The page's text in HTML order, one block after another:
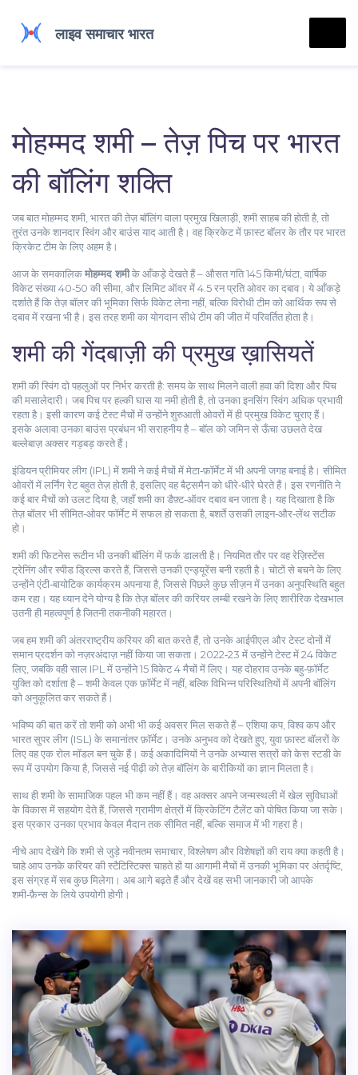
मोहम्मद शमी – तेज़ पिच पर भारत
की बॉलिंग शक्ति
जब बातमोहम्मद शमी भारत की तेज़ बॉलिंग वाला प्रमुख खिलाड़ी शमी साहबकी होती है, तो
तुरंत उनके शानदार स्विंग और बाउंस याद आती है। वहक्रिकेटमेंफ़ास्ट बॉलरके तौर परभारत
क्रिकेट टीमके लिए अहम है।
आज के समकालिकमोहम्मद शमीके आँकड़े देखते हैं – औसत गति 145 किमी/घंटा, वार्षिक
विकेट संख्या 40‑50 की सीमा, और लिमिट ऑवर में 4.5 रन प्रति ओवर का दबाव। ये आँकड़े
दर्शाते हैं कि तेज़ बॉलर की भूमिका सिर्फ विकेट लेना नहीं, बल्कि विरोधी टीम को आर्थिक रूप से
दबाव में रखना भी है। इस तरह शमी का योगदान सीधे टीम की जीत में परिवर्तित होता है।
शमी की गेंदबाज़ी की प्रमुख ख़ासियतें
शमी की स्विंग दो पहलुओं पर निर्भर करती है: समय के साथ मिलने वाली हवा की दिशा और पिच
की मसालेदारी। जब पिच पर हल्की घास या नमी होती है, तो उनका इनसिंग स्विंग अधिक प्रभावी
रहता है। इसी कारण कई टेस्ट मैचों में उन्होंने शुरुआती ओवरों में ही प्रमुख विकेट चुराए हैं।
इसके अलावा उनका बाउंस प्रबंधन भी सराहनीय है – बॉल को जमिन से ऊँचा उछलते देख
बल्लेबाज़ अक्सर गड़बड़ करते हैं।
इंडियन प्रीमियर लीग (IPL) में शमी ने कई मैचों में मेटा‑फ़ॉर्मेट में भी अपनी जगह बनाई है। सीमित
ओवरों में लर्निंग रेट बहुत तेज़ होती है, इसलिए वह बैट्समैन को धीरे‑धीरे घेरते हैं। इस रणनीति ने
कई बार मैचों को उलट दिया है, जहाँ शमी का डैफ़्ट‑ऑवर दबाव बन जाता है। यह दिखाता है कि
तेज़ बॉलर भी सीमित‑ओवर फॉर्मेट में सफल हो सकता है, बशर्ते उसकी लाइन‑और‑लेंथ सटीक
हो।
शमी की फिटनेस रूटीन भी उनकी बॉलिंग में फर्क डालती है। नियमित तौर पर वह रेज़िस्टेंस
ट्रेनिंग और स्पीड ड्रिल्स करते हैं, जिससे उनकी एन्ड्यूरेंस बनी रहती है। चोटों से बचने के लिए
उन्होंने एंटी‑बायोटिक कार्यक्रम अपनाया है, जिससे पिछले कुछ सीज़न में उनका अनुपस्थिति बहुत
कम रहा। यह ध्यान देने योग्य है कि तेज़ बॉलर की करियर लम्बी रखने के लिए शारीरिक देखभाल
उतनी ही महत्वपूर्ण है जितनी तकनीकी महारत।
जब हम शमी की अंतरराष्ट्रीय करियर की बात करते हैं, तो उनके आईपीएल और टेस्ट दोनों में
समान प्रदर्शन को नज़रअंदाज़ नहीं किया जा सकता। 2022‑23 में उन्होंने टेस्ट में 24 विकेट
लिए, जबकि वही साल IPL में उन्होंने 15 विकेट 4 मैचों में लिए। यह दोहराव उनके बहु‑फ़ॉर्मेट
युक्ति को दर्शाता है – शमी केवल एक फ़ॉर्मेट में नहीं, बल्कि विभिन्न परिस्थितियों में अपनी बॉलिंग
को अनुकूलित कर सकते हैं।
भविष्य की बात करें तो शमी को अभी भी कई अवसर मिल सकते हैं – एशिया कप, विश्व कप और
भारत सुपर लीग (ISL) के समानांतर फ़ॉर्मेट। उनके अनुभव को देखते हुए, युवा फ़ास्ट बॉलरों के
लिए वह एक रोल मॉडल बन चुके हैं। कई अकादिमियों ने उनके अभ्यास सत्रों को केस स्टडी के
रूप में उपयोग किया है, जिससे नई पीढ़ी को तेज़ बॉलिंग के बारीकियों का ज्ञान मिलता है।
साथ ही शमी के सामाजिक पहल भी कम नहीं हैं। वह अक्सर अपने जन्मस्थली में खेल सुविधाओं
के विकास में सहयोग देते हैं, जिससे ग्रामीण क्षेत्रों में क्रिकेटिंग टैलेंट को पोषित किया जा सके।
इस प्रकार उनका प्रभाव केवल मैदान तक सीमित नहीं, बल्कि समाज में भी गहरा है।
नीचे आप देखेंगे कि शमी से जुड़े नवीनतम समाचार, विश्लेषण और विशेषज्ञों की राय क्या कहती है।
चाहे आप उनके करियर की स्टैटिस्टिक्स चाहते हों या आगामी मैचों में उनकी भूमिका पर अंतर्दृष्टि,
इस संग्रह में सब कुछ मिलेगा। अब आगे बढ़ते हैं और देखें वह सभी जानकारी जो आपके
शमी‑फ़ैन्स के लिये उपयोगी होगी।